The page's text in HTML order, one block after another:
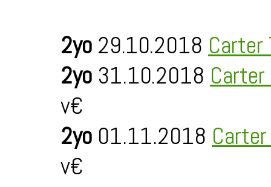
2yo 29.10.2018 Carter
2yo 31.10.2018
v€
2yo 01.11.2018
v€